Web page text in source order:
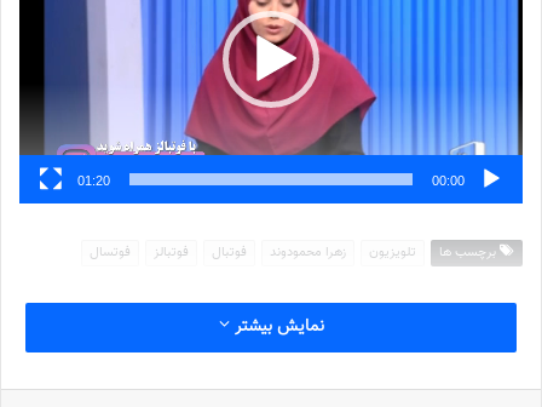
00:00
01:20
برچسب ها تلویزیون زهرا محمودوند فوتبال فوتبالز فوتسال
نمایش بیشتر